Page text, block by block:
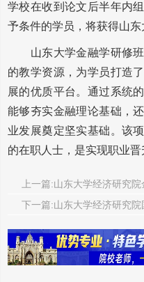
学校在收到论文后半年内
予条件的学员，将获得山东
山东大学金融学研修班
的教学资源，为学员打造
展的优质平台。通过系统
能够夯实金融理论基础，
业发展奠定坚实基础。该
的在职人士，是实现职业晋
上一篇:山东大学经济研究
下一篇:山东大学经济研究